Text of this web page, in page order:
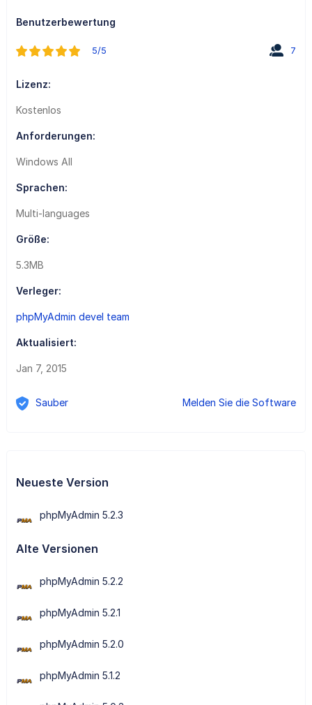
Benutzerbewertung
5/5 7
Lizenz:
Kostenlos
Anforderungen:
Windows All
Sprachen:
Multi-languages
Größe:
5.3MB
Verleger:
phpMyAdmin devel team
Aktualisiert:
Jan 7, 2015
Sauber Melden Sie die Software
Neueste Version
phpMyAdmin 5.2.3
Alte Versionen
phpMyAdmin 5.2.2
phpMyAdmin 5.2.1
phpMyAdmin 5.2.0
phpMyAdmin 5.1.2